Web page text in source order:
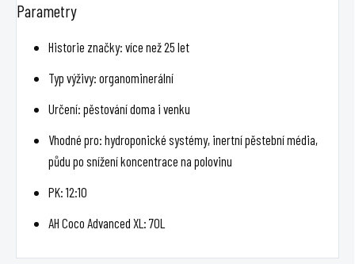
Parametry
Historie značky: více než 25 let
Typ výživy: organominerální
Určení: pěstování doma i venku
Vhodné pro: hydroponické systémy, inertní pěstební média,
půdu po snížení koncentrace na polovinu
PK: 12:10
AH Coco Advanced XL: 70L